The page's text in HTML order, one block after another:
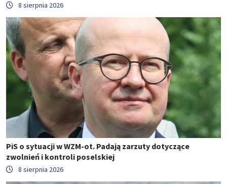
8 sierpnia 2026
PiS o sytuacji w WZM-ot. Padają zarzuty dotyczące
zwolnień i kontroli poselskiej
8 sierpnia 2026